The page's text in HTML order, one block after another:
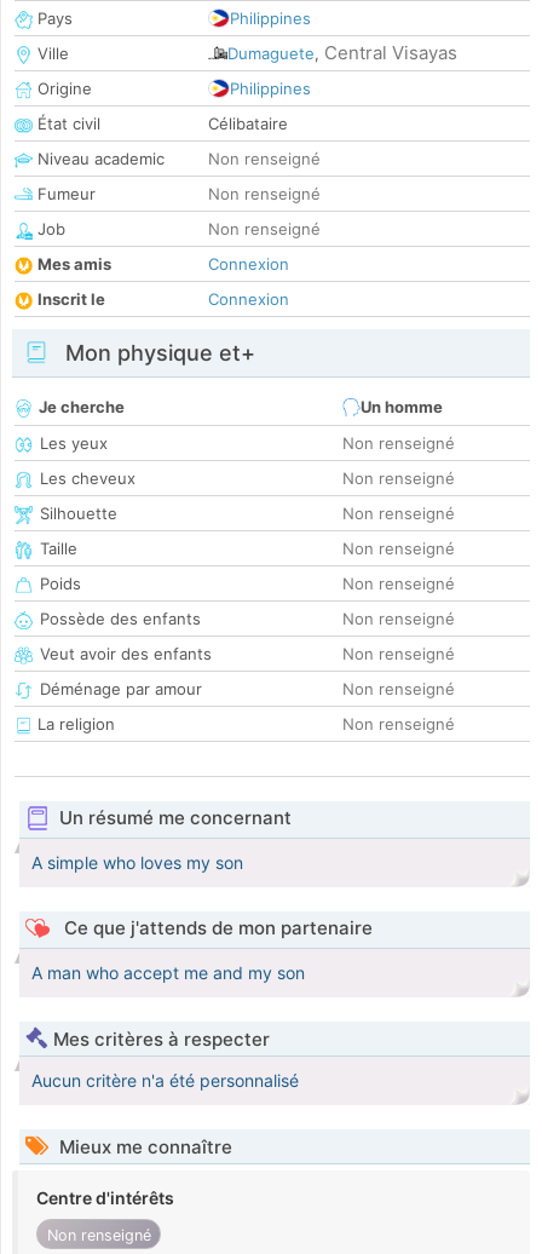
Pays
Philippines
Ville
Dumaguete, Central Visayas
Origine
Philippines
État civil
Célibataire
Niveau academic
Non renseigné
Fumeur
Non renseigné
Job
Non renseigné
Mes amis
Connexion
Inscrit le
Connexion
Mon physique et+
Je cherche
Un homme
Les yeux
Non renseigné
Les cheveux
Non renseigné
Silhouette
Non renseigné
Taille
Non renseigné
Poids
Non renseigné
Possède des enfants
Non renseigné
Veut avoir des enfants
Non renseigné
Déménage par amour
Non renseigné
La religion
Non renseigné
Un résumé me concernant
A simple who loves my son
Ce que j'attends de mon partenaire
A man who accept me and my son
Mes critères à respecter
Aucun critère n'a été personnalisé
Mieux me connaître
Centre d'intérêts
Non renseigné